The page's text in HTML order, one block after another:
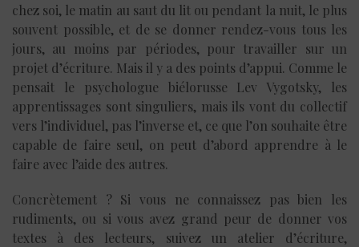
chez soi, le matin au saut du lit ou pendant la nuit, le plus
souvent possible, et de se donner rendez-vous tous les
jours, au moins par périodes, pour travailler sur un
projet d’écriture. Mais il y a des points d’appui. Comme le
pensait le psychologue biélorusse Lev Vygotsky, les
apprentissages sont singuliers, mais ils vont du collectif
vers l’individuel, pas l’inverse et, ce que l’on souhaite être
capable de faire seul, on peut d’abord apprendre à le
faire avec l’aide des autres.
Concrètement ? Si vous ne connaissez pas bien les
rudiments, ou si vous avez grand peur de donner vos
textes à des lecteurs, suivez un atelier d’écriture,